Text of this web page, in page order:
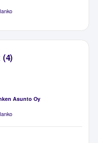
Asunto Oy